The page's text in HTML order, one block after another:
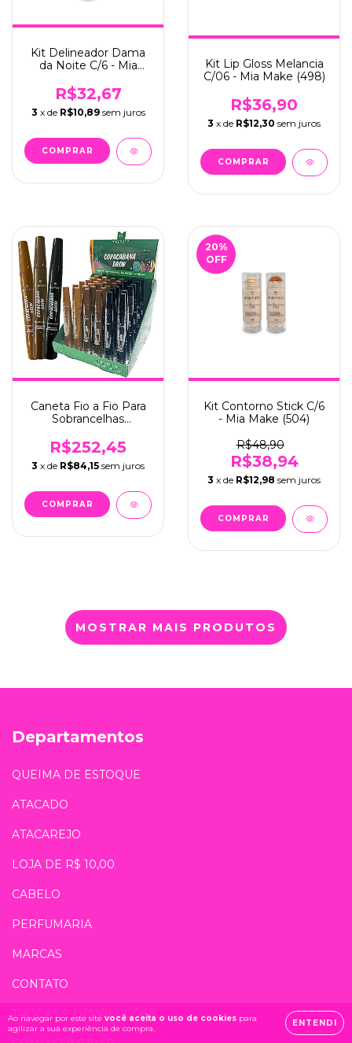
Ao navegar por este site você aceita o uso de cookies para
agilizar a sua experiência de compra.
ENTENDI
Kit Delineador Dama
da Noite C/6 - Mia
R$32,67
3 x de R$10,89 sem juros
Kit Lip Gloss Melancia
C/06 - Mia Make (498)
R$36,90
3 x de R$12,30 sem juros
Caneta Fio a Fio Para
Sobrancelhas
C/36 - Mia make (438)
R$252,45
3 x de R$84,15 sem juros
20%
OFF
Kit Contorno Stick C/6
- Mia Make (504)
R$48,90
R$38,94
3 x de R$12,98 sem juros
MOSTRAR MAIS PRODUTOS
Departamentos
QUEIMA DE ESTOQUE
ATACADO
ATACAREJO
LOJA DE R$ 10,00
CABELO
PERFUMARIA
MARCAS
CONTATO
TROCAS E DEVOLUÇÕES